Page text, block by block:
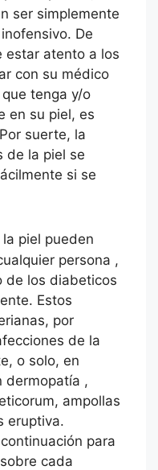
ser simplemente
De
atento a los
con su médico
tenga y/o
en su piel, es
suerte, la
de la piel se
si se
persona ,
de los diabeticos
Estos
por
de la
o solo, en
dermopatía ,
ampollas
eruptiva.
para
cada